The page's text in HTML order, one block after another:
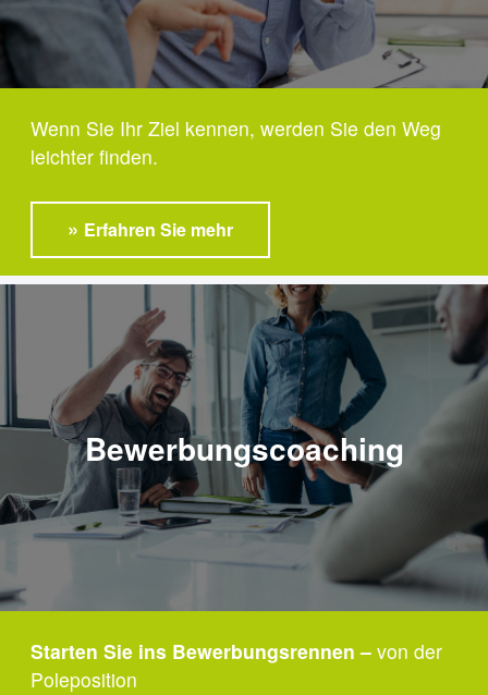
Wenn Sie Ihr Ziel kennen, werden Sie den Weg
leichter finden.
Erfahren Sie mehr
Starten Sie ins Bewerbungsrennen – von der
Poleposition
Bewerbungscoaching